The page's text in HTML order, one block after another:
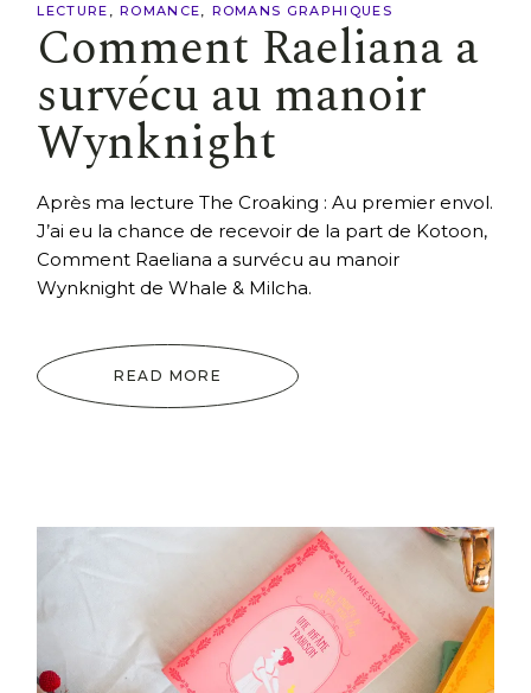
LECTURE
ROMANCE ROMANS GRAPHIQUES
Comment Raeliana a
survécu au manoir
Wynknight
Après ma lecture The Croaking : Au premier envol.
J’ai eu la chance de recevoir de la part de Kotoon,
Comment Raeliana a survécu au manoir
Wynknight de Whale & Milcha.
READ MORE